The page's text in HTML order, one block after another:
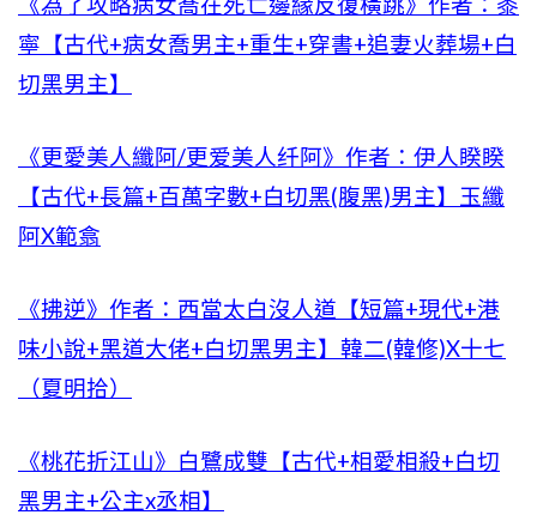
寧【古代+病女喬男主+重生+穿書+追妻火葬場+白
切黑男主】
《更愛美人纖阿/更爱美人纤阿》作者：伊人睽睽
【古代+長篇+百萬字數+白切黑(腹黑)男主】玉纖
阿X範翕
《拂逆》作者：西當太白沒人道【短篇+現代+港
味小說+黑道大佬+白切黑男主】韓二(韓修)X十七
（夏明拾）
《桃花折江山》白鷺成雙【古代+相愛相殺+白切
黑男主+公主x丞相】